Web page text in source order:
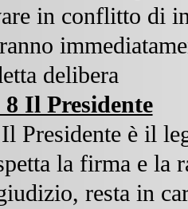
in conflitto di
delibera
Il Presidente
Il Presidente è il
la firma e la
resta in